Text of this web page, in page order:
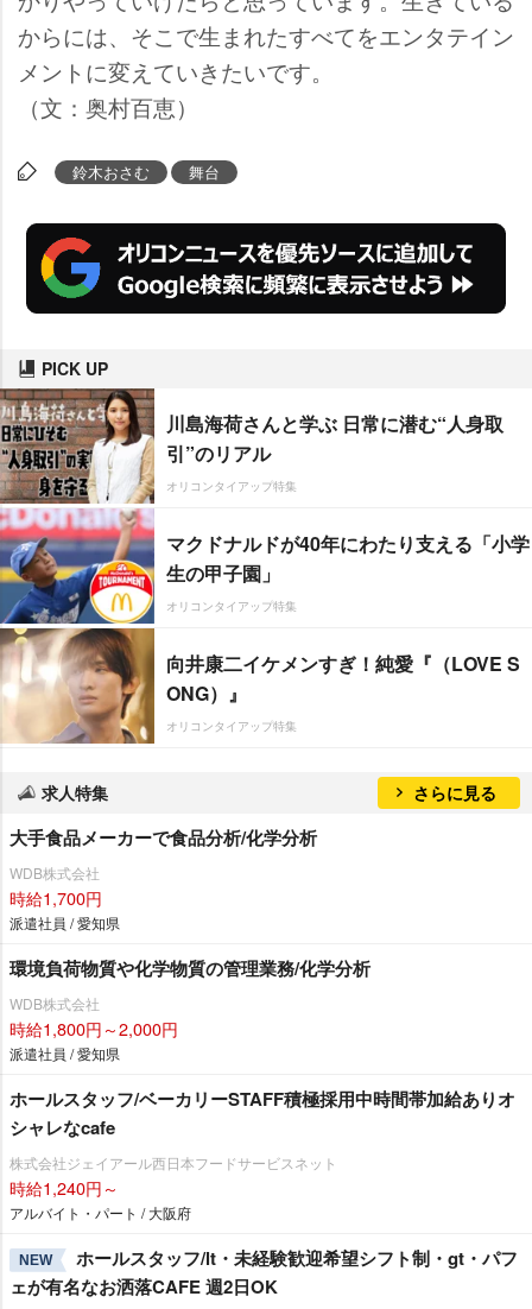
からには、そこで生まれたすべてをエンタテイン
メントに変えていきたいです。
（文：奥村百恵）
鈴木おさむ 舞台
PICK UP
川島海荷さんと学ぶ 日常に潜む“人身取
引”のリアル
オリコンタイアップ特集
マクドナルドが40年にわたり支える「小学
生の甲子園」
オリコンタイアップ特集
向井康二イケメンすぎ！純愛『（LOVE S
ONG）』
オリコンタイアップ特集
求人特集 さらに見る
大手食品メーカーで食品分析/化学分析
WDB株式会社
時給1,700円
派遣社員 / 愛知県
環境負荷物質や化学物質の管理業務/化学分析
WDB株式会社
時給1,800円～2,000円
派遣社員 / 愛知県
ホールスタッフ/ベーカリーSTAFF積極採用中時間帯加給ありオ
シャレなcafe
株式会社ジェイアール西日本フードサービスネット
時給1,240円～
アルバイト・パート / 大阪府
NEW
ホールスタッフ/lt・未経験歓迎希望シフト制・gt・パフ
ェが有名なお洒落CAFE 週2日OK